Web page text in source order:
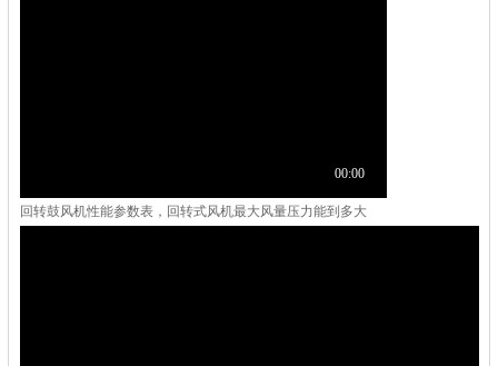
回转鼓风机性能参数表，回转式风机最大风量压力能到多大